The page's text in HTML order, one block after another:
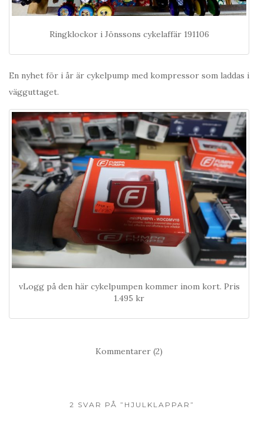
Ringklockor i Jönssons cykelaffär 191106
En nyhet för i år är cykelpump med kompressor som laddas i
vägguttaget.
vLogg på den här cykelpumpen kommer inom kort. Pris
1.495 kr
Kommentarer (2)
2 SVAR PÅ ”HJULKLAPPAR”